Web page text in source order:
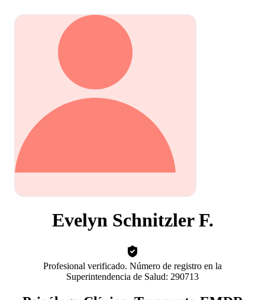
Evelyn Schnitzler F.
Profesional verificado. Número de registro en la
Superintendencia de Salud: 290713